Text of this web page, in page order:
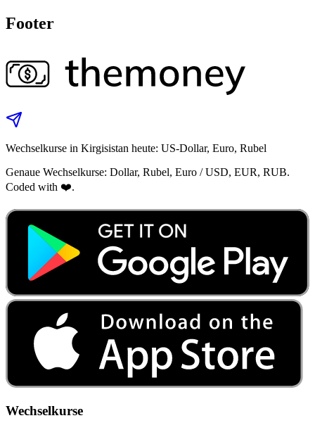
Footer
Wechselkurse in Kirgisistan heute: US-Dollar, Euro, Rubel
Genaue Wechselkurse: Dollar, Rubel, Euro / USD, EUR, RUB.
Coded with ❤️.
Wechselkurse